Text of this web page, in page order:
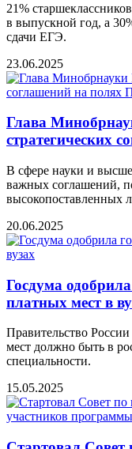
21%
в выпускной год, а
сдачи ЕГЭ.
23.06.2025
Глава
стратегических
В сфере науки и
важных соглашений,
высокопоставленных
20.06.2025
Госдума
платных мест в
Правительство России
мест должно быть в
специальности.
15.05.2025